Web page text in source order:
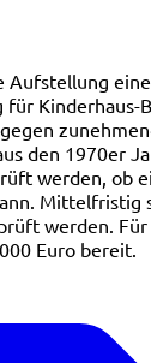
Aufstellung
für Kinderhaus-
den 1970er
werden, ob
Mittelfristig
werden.
Euro bereit.